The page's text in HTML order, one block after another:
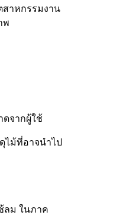
สาหกรรมงาน
พ
ดจากผู้ใช้
ไม้ที่อาจนำไป
ลม ในภาค